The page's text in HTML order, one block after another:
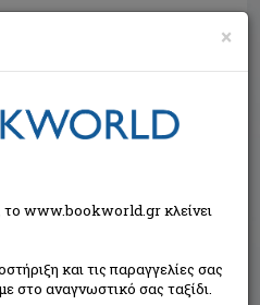
×
το www.bookworld.gr κλείνει
και τις παραγγελίες σας
στο αναγνωστικό σας ταξίδι.